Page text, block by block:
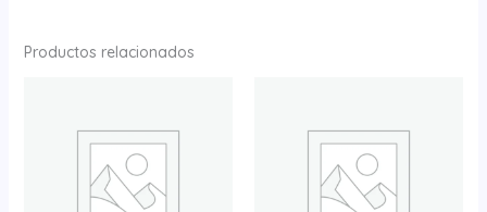
Productos relacionados